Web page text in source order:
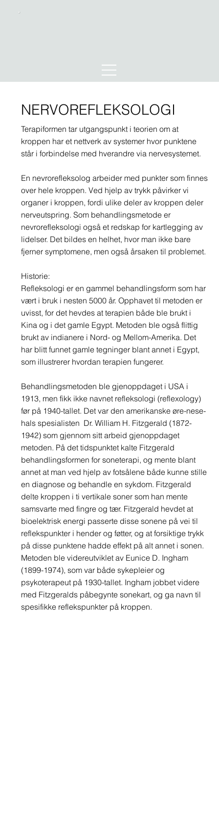
NERVOREFLEKSOLOGI
Terapiformen tar utgangspunkt i teorien om at
kroppen har et nettverk av systemer hvor punktene
står i forbindelse med hverandre via nervesystemet.
En nevrorefleksolog arbeider med punkter som finnes
over hele kroppen. Ved hjelp av trykk påvirker vi
organer i kroppen, fordi ulike deler av kroppen deler
nerveutspring. Som behandlingsmetode er
nevrorefleksologi også et redskap for kartlegging av
lidelser. Det bildes en helhet, hvor man ikke bare
fjerner symptomene, men også årsaken til problemet.
Historie:
Refleksologi er en gammel behandlingsform som har
vært i bruk i nesten 5000 år. Opphavet til metoden er
uvisst, for det hevdes at terapien både ble brukt i
Kina og i det gamle Egypt. Metoden ble også flittig
brukt av indianere i Nord- og Mellom-Amerika. Det
har blitt funnet gamle tegninger blant annet i Egypt,
som illustrerer hvordan terapien fungerer.
Behandlingsmetoden ble gjenoppdaget i USA i
1913, men fikk ikke navnet refleksologi (reflexology)
før på 1940-tallet. Det var den amerikanske øre-nese-
hals spesialisten Dr. William H. Fitzgerald (1872-
1942) som gjennom sitt arbeid gjenoppdaget
metoden. På det tidspunktet kalte Fitzgerald
behandlingsformen for soneterapi, og mente blant
annet at man ved hjelp av fotsålene både kunne stille
en diagnose og behandle en sykdom. Fitzgerald
delte kroppen i ti vertikale soner som han mente
samsvarte med fingre og tær. Fitzgerald hevdet at
bioelektrisk energi passerte disse sonene på vei til
reflekspunkter i hender og føtter, og at forsiktige trykk
på disse punktene hadde effekt på alt annet i sonen.
Metoden ble videreutviklet av Eunice D. Ingham
(1899-1974), som var både sykepleier og
psykoterapeut på 1930-tallet. Ingham jobbet videre
med Fitzgeralds påbegynte sonekart, og ga navn til
spesifikke reflekspunkter på kroppen.